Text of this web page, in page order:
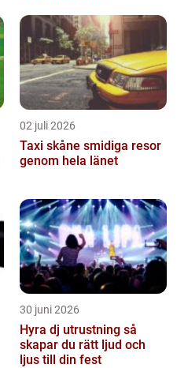
02 juli 2026
Taxi skåne smidiga resor
genom hela länet
30 juni 2026
Hyra dj utrustning så
skapar du rätt ljud och
ljus till din fest